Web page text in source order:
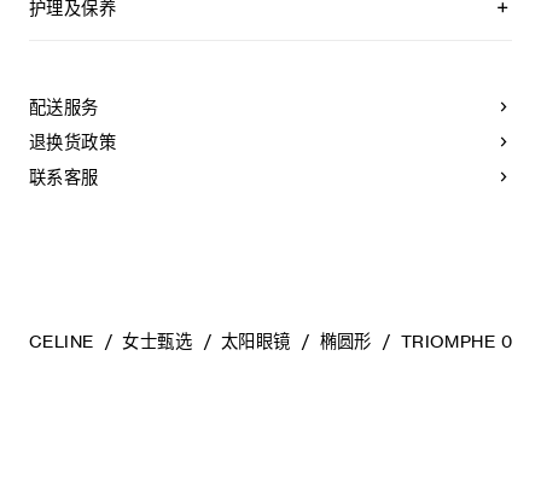
护理及保养
- 请用湿布和温和的肥皂清洁您的太阳镜，然后用干净的软布擦
干。
- 请勿使用溶剂（酒精、丙酮等） 或可能改变其特性的强效清
洁剂。
配送服务
退换货政策
联系客服
CELINE 女士甄选 太阳眼镜 椭圆形 TRIOMPHE 01太